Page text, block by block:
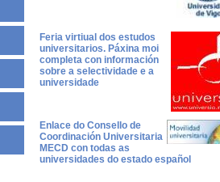
Feria virtiual dos estudos
universitarios. Páxina moi
completa con información
sobre a selectividade e a
universidade
Enlace do Consello de
Coordinación Universitaria
MECD con todas as
universidades do estado español